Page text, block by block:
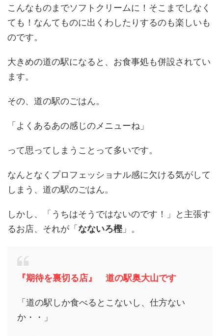
こんなものまでソフトクリームに！そこまでしなく
ても！なんてものに出くわしたりするのも楽しいも
のです。
大きめの道の駅になると、お食事処も併設されてい
ます。
その、道の駅のごはん。
「よくあるあの感じのメニューね」
って思ってしまうことって多いです。
なんとなくプロフェッショナル感に欠ける気がして
しまう、道の駅のごはん。
しかし、「うちはそうではないのです！」と主張す
るお店、それが「 なないろ樫」。
『期待を裏切る店』 道の駅奥大山です
「道の駅しか食べるとこないし、仕方ない
か・・」